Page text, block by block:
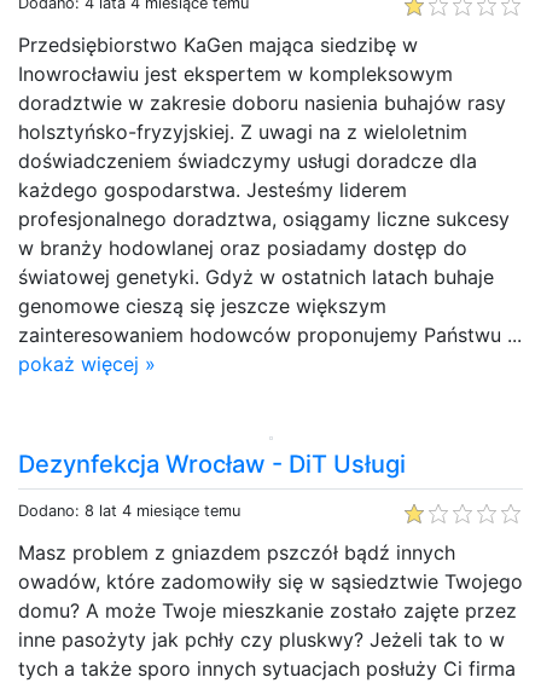
Przedsiębiorstwo KaGen mająca siedzibę w
Inowrocławiu jest ekspertem w kompleksowym
doradztwie w zakresie doboru nasienia buhajów rasy
holsztyńsko-fryzyjskiej. Z uwagi na z wieloletnim
doświadczeniem świadczymy usługi doradcze dla
każdego gospodarstwa. Jesteśmy liderem
profesjonalnego doradztwa, osiągamy liczne sukcesy
w branży hodowlanej oraz posiadamy dostęp do
światowej genetyki. Gdyż w ostatnich latach buhaje
genomowe cieszą się jeszcze większym
zainteresowaniem hodowców proponujemy Państwu ...
pokaż więcej »
Dezynfekcja Wrocław - DiT Usługi
Dodano: 8 lat 4 miesiące temu
Masz problem z gniazdem pszczół bądź innych
owadów, które zadomowiły się w sąsiedztwie Twojego
domu? A może Twoje mieszkanie zostało zajęte przez
inne pasożyty jak pchły czy pluskwy? Jeżeli tak to w
tych a także sporo innych sytuacjach posłuży Ci firma